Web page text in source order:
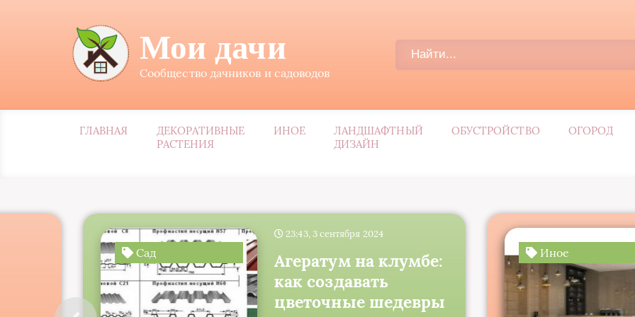
Мои дачи
Сообщество дачников и садоводов
ГЛАВНАЯ
ДЕКОРАТИВНЫЕ
РАСТЕНИЯ
ИНОЕ
ЛАНДШАФТНЫЙ
ДИЗАЙН
ОБУСТРОЙСТВО ОГОРОД
Сад
23:43, 3 сентября 2024
Агератум на клумбе:
как создавать
цветочные шедевры
Иное